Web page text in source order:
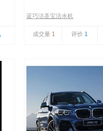
蓝巧洁圣宝活水机
成交量 1 评价 1